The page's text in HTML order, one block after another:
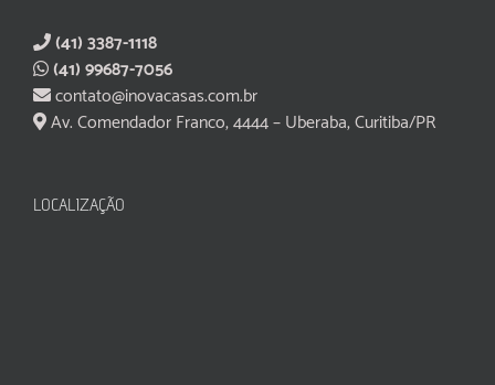
(41) 3387-1118
(41) 99687-7056
contato@inovacasas.com.br
Av. Comendador Franco, 4444 – Uberaba, Curitiba/PR
LOCALIZAÇÃO